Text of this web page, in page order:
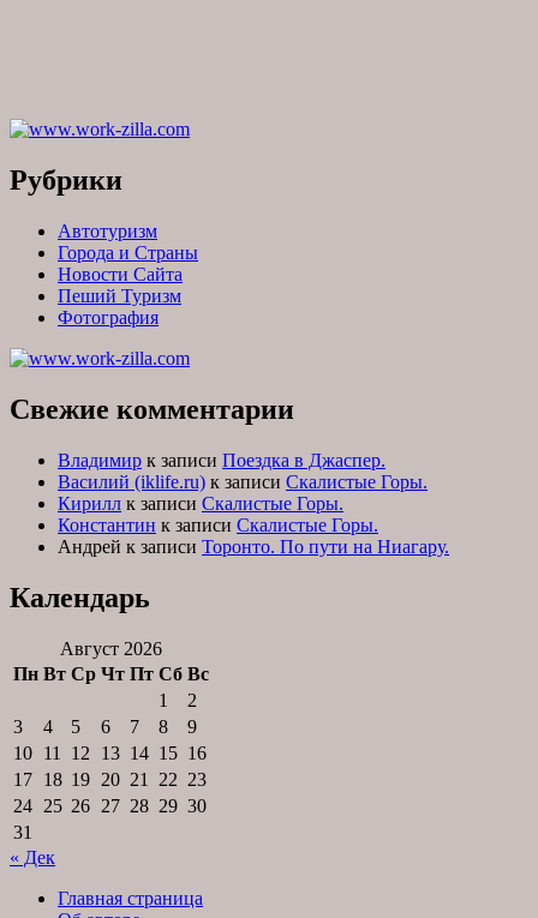
Рубрики
Автотуризм
Города и Страны
Новости Сайта
Пеший Туризм
Фотография
Свежие комментарии
Владимир к записи Поездка в Джаспер.
Василий (iklife.ru) к записи Скалистые Горы.
Кирилл к записи Скалистые Горы.
Константин к записи Скалистые Горы.
Андрей к записи Торонто. По пути на Ниагару.
Календарь
Август 2026
Пн Вт Ср Чт Пт Сб Вс
1
2
3
4 5 6 7 8
9
10 11 12 13 14 15 16
17 18 19 20 21 22 23
24 25 26 27 28 29 30
31
« Дек
Главная страница